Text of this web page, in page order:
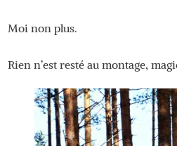
Moi non plus.
Rien n’est resté au montage,